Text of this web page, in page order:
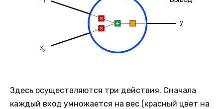
Здесь осуществляются три действия. Сначала
каждый вход умножается на вес (красный цвет на